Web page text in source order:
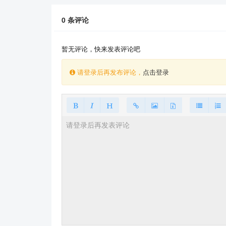
0 条评论
暂无评论，快来发表评论吧
请登录后再发布评论， 点击登录